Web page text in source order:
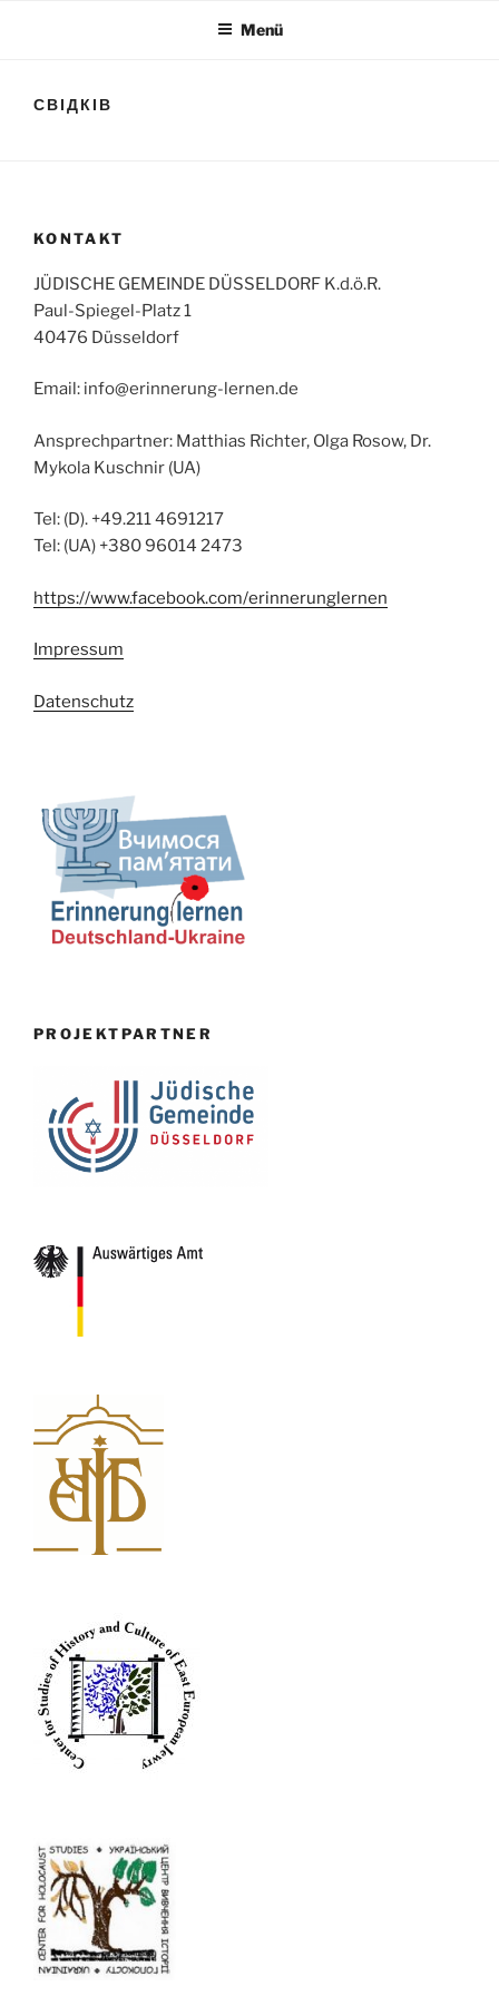
Menü
СВІДКІВ
KONTAKT
JÜDISCHE GEMEINDE DÜSSELDORF K.d.ö.R.
Paul-Spiegel-Platz 1
40476 Düsseldorf
Email: info@erinnerung-lernen.de
Ansprechpartner: Matthias Richter, Olga Rosow, Dr.
Mykola Kuschnir (UA)
Tel: (D). +49.211 4691217
Tel: (UA) +380 96014 2473
https://www.facebook.com/erinnerunglernen
Impressum
Datenschutz
PROJEKTPARTNER